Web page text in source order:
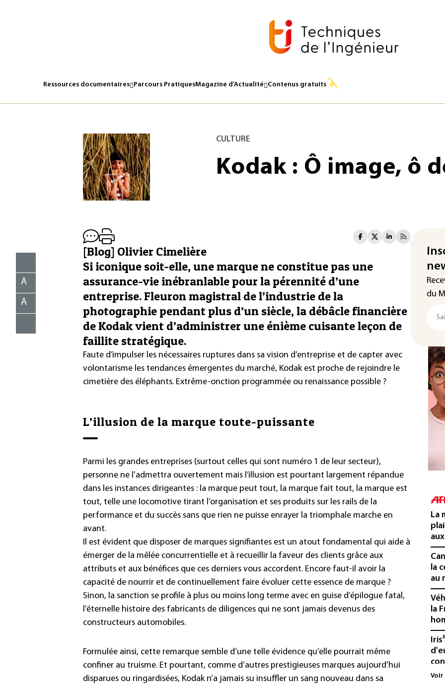
Ressources documentaires Parcours PratiquesMagazine d’Actualité Contenus gratuits
CULTURE
Kodak : Ô image, ô
A
A
[Blog] Olivier Cimelière
Si iconique soit-elle, une marque ne constitue pas une
assurance-vie inébranlable pour la pérennité d’une
entreprise. Fleuron magistral de l’industrie de la
photographie pendant plus d’un siècle, la débâcle financière
de Kodak vient d’administrer une énième cuisante leçon de
faillite stratégique.
Faute d’impulser les nécessaires ruptures dans sa vision d’entreprise et de capter avec
volontarisme les tendances émergentes du marché, Kodak est proche de rejoindre le
cimetière des éléphants. Extrême-onction programmée ou renaissance possible ?
L’illusion de la marque toute-puissante
Parmi les grandes entreprises (surtout celles qui sont numéro 1 de leur secteur),
personne ne l’admettra ouvertement mais l’illusion est pourtant largement répandue
dans les instances dirigeantes : la marque peut tout, la marque fait tout, la marque est
tout, telle une locomotive tirant l’organisation et ses produits sur les rails de la
performance et du succès sans que rien ne puisse enrayer la triomphale marche en
avant.
Il est évident que disposer de marques signifiantes est un atout fondamental qui aide à
émerger de la mêlée concurrentielle et à recueillir la faveur des clients grâce aux
attributs et aux bénéfices que ces derniers vous accordent. Encore faut-il avoir la
capacité de nourrir et de continuellement faire évoluer cette essence de marque ?
Sinon, la sanction se profile à plus ou moins long terme avec en guise d’épilogue fatal,
l’éternelle histoire des fabricants de diligences qui ne sont jamais devenus des
constructeurs automobiles.
Formulée ainsi, cette remarque semble d’une telle évidence qu’elle pourrait même
confiner au truisme. Et pourtant, comme d’autres prestigieuses marques aujourd’hui
disparues ou ringardisées, Kodak n’a jamais su insuffler un sang nouveau dans sa
du
La
la
au
la
Voir